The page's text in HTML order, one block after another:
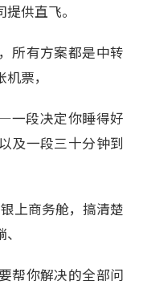
供直飞。
所有方案都是中转
票，
一段决定你睡得好
及一段三十分钟到
上商务舱，搞清楚
帮你解决的全部问